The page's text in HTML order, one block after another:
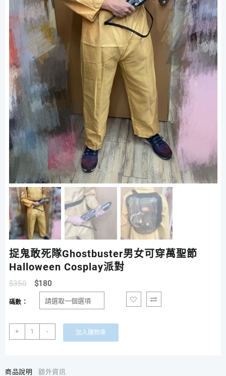
捉鬼敢死隊Ghostbuster男女可穿萬聖節
Halloween Cosplay派對
$350 $180
碼數：
+
鬼
隊
- 加入購物車
商品說明 額外資訊